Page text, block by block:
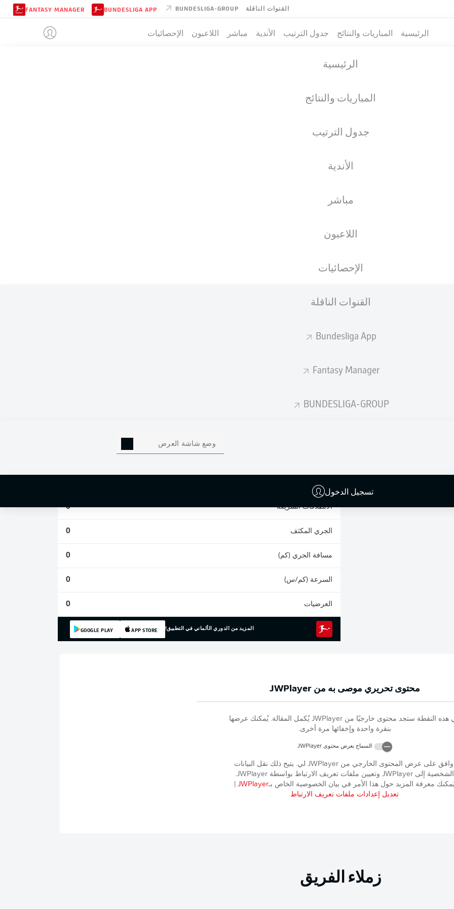
القنوات الناقلة BUNDESLIGA-GROUP
BUNDESLIGA APP
FANTASY MANAGER
الرئيسية المباريات والنتائج جدول الترتيب الأندية مباشر اللاعبون الإحصائيات
الرئيسية
المباريات والنتائج
جدول الترتيب
الأندية
مباشر
اللاعبون
الإحصائيات
القنوات الناقلة
Bundesliga App
Fantasy Manager
BUNDESLIGA-GROUP
وضع شاشة العرض
تسجيل الدخول
03.10.2005
إحصائيات موسم 2026/2027
الانطلاقات السريعة 0
الجري المكثف 0
مسافة الجري (كم) 0
السرعة (كم/س) 0
العرضيات 0
المزيد من الدوري الألماني في التطبيق! APP STORE
GOOGLE PLAY
محتوى تحريري موصى به منJWPlayer
هذه النقطة ستجد محتوى خارجيًا منJWPlayer يُكمل المقالة. يُمكنك عرضها
بنقرة واحدة وإخفائها مرة أخرى.
السماح بعرض محتوىJWPlayer
على عرض المحتوى الخارجي منJWPlayer لي. يتيح ذلك نقل البيانات
الشخصية إلى JWPlayer وتعيين ملفات تعريف الارتباط بواسطة JWPlayer
.
معرفة المزيد حول هذا الأمر في بيان الخصوصية الخاص بـJWPlayer
تعديل إعدادات ملفات تعريف الارتباط
زملاء الفريق